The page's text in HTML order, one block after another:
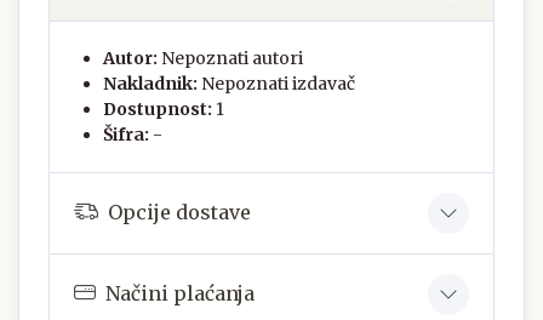
Autor: Nepoznati autori
Nakladnik: Nepoznati izdavač
Dostupnost: 1
Šifra: -
Opcije dostave
Načini plaćanja